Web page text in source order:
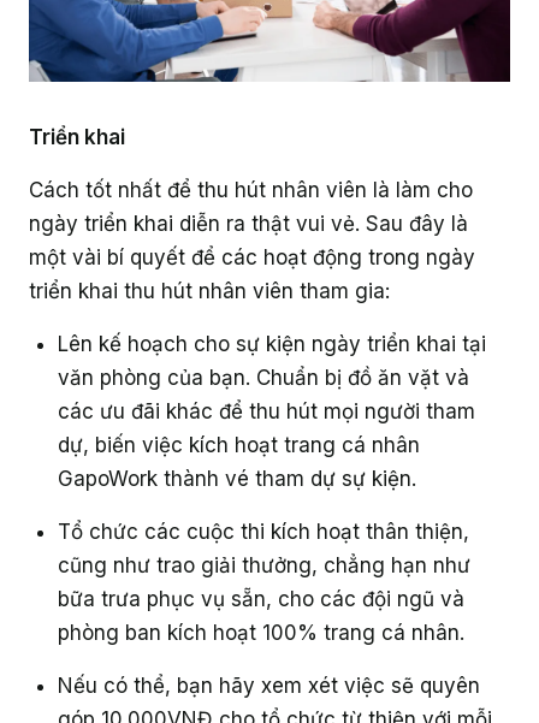
Triển khai
Cách tốt nhất để thu hút nhân viên là làm cho
ngày triển khai diễn ra thật vui vẻ. Sau đây là
một vài bí quyết để các hoạt động trong ngày
triển khai thu hút nhân viên tham gia:
Lên kế hoạch cho sự kiện ngày triển khai tại
văn phòng của bạn. Chuẩn bị đồ ăn vặt và
các ưu đãi khác để thu hút mọi người tham
dự, biến việc kích hoạt trang cá nhân
GapoWork thành vé tham dự sự kiện.
Tổ chức các cuộc thi kích hoạt thân thiện,
cũng như trao giải thưởng, chẳng hạn như
bữa trưa phục vụ sẵn, cho các đội ngũ và
phòng ban kích hoạt 100% trang cá nhân.
Nếu có thể, bạn hãy xem xét việc sẽ quyên